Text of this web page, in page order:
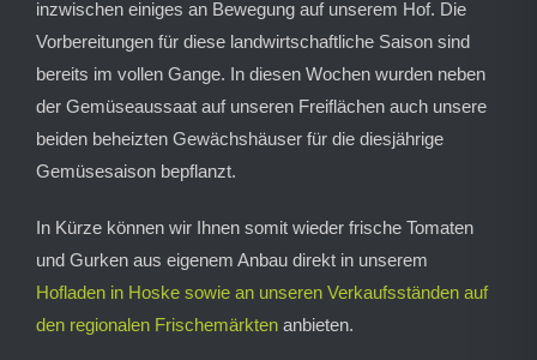
inzwischen einiges an Bewegung auf unserem Hof. Die
Vorbereitungen für diese landwirtschaftliche Saison sind
bereits im vollen Gange. In diesen Wochen wurden neben
der Gemüseaussaat auf unseren Freiflächen auch unsere
beiden beheizten Gewächshäuser für die diesjährige
Gemüsesaison bepflanzt.
In Kürze können wir Ihnen somit wieder frische Tomaten
und Gurken aus eigenem Anbau direkt in unserem
Hofladen in Hoske sowie an unseren Verkaufsständen auf
den regionalen Frischemärkten anbieten.